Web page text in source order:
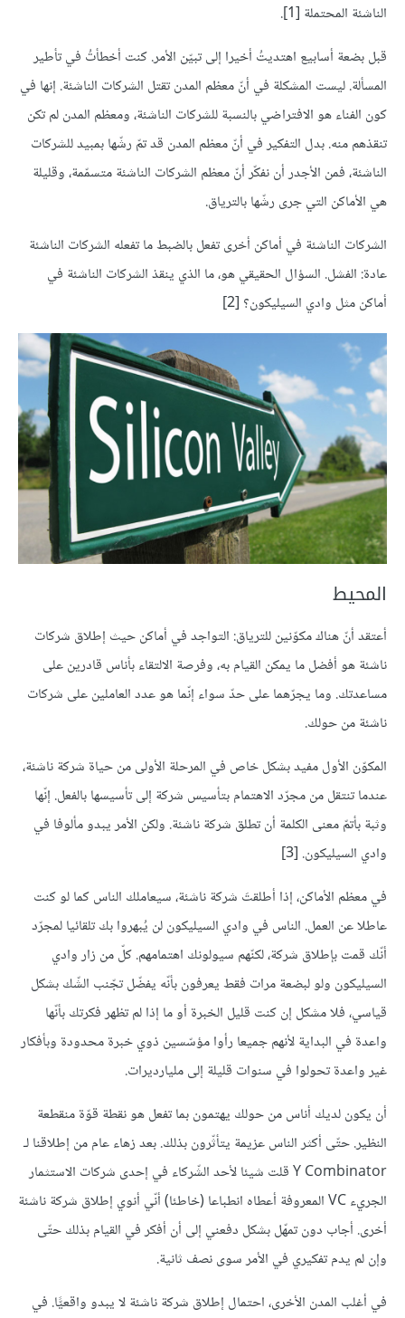
الناشئة المحتملة [1].
قبل بضعة أسابيع اهتديتُ أخيرا إلى تبيّن الأمر. كنت أخطأتُ في تأطير
المسألة. ليست المشكلة في أنّ معظم المدن تقتل الشركات الناشئة. إنها في
كون الفناء هو الافتراضي بالنسبة للشركات الناشئة، ومعظم المدن لم تكن
تنقذهم منه. بدل التفكير في أنّ معظم المدن قد تمّ رشّها بمبيد للشركات
الناشئة، فمن الأجدر أن نفكّر أنّ معظم الشركات الناشئة متسمّمة، وقليلة
هي الأماكن التي جرى رشّها بالترياق.
الشركات الناشئة في أماكن أخرى تفعل بالضبط ما تفعله الشركات الناشئة
عادة: الفشل. السؤال الحقيقي هو، ما الذي ينقذ الشركات الناشئة في
أماكن مثل وادي السيليكون؟ [2]
المحيط
أعتقد أنّ هناك مكوّنين للترياق: التواجد في أماكن حيث إطلاق شركات
ناشئة هو أفضل ما يمكن القيام به، وفرصة الالتقاء بأناس قادرين على
مساعدتك. وما يجرّهما على حدّ سواء إنّما هو عدد العاملين على شركات
ناشئة من حولك.
المكوّن الأول مفيد بشكل خاص في المرحلة الأولى من حياة شركة ناشئة،
عندما تنتقل من مجرّد الاهتمام بتأسيس شركة إلى تأسيسها بالفعل. إنّها
وثبة بأتمّ معنى الكلمة أن تطلق شركة ناشئة. ولكن الأمر يبدو مألوفا في
وادي السيليكون. [3]
في معظم الأماكن، إذا أطلقتَ شركة ناشئة، سيعاملك الناس كما لو كنت
عاطلا عن العمل. الناس في وادي السيليكون لن يُبهروا بك تلقائيا لمجرّد
أنّك قمت بإطلاق شركة، لكنّهم سيولونك اهتمامهم. كلّ من زار وادي
السيليكون ولو لبضعة مرات فقط يعرفون بأنّه يفضّل تجّنب الشّك بشكل
قياسي، فلا مشكل إن كنت قليل الخبرة أو ما إذا لم تظهر فكرتك بأنّها
واعدة في البداية لأنهم جميعا رأوا مؤسّسين ذوي خبرة محدودة وبأفكار
غير واعدة تحولوا في سنوات قليلة إلى مليارديرات.
أن يكون لديك أناس من حولك يهتمون بما تفعل هو نقطة قوّة منقطعة
النظير. حتّى أكثر الناس عزيمة يتأثّرون بذلك. بعد زهاء عام من إطلاقنا لـ
Y Combinator قلت شيئا لأحد الشّركاء في إحدى شركات الاستثمار
الجريء VC المعروفة أعطاه انطباعا (خاطئا) أنّي أنوي إطلاق شركة ناشئة
أخرى. أجاب دون تمهّل بشكل دفعني إلى أن أفكر في القيام بذلك حتّى
وإن لم يدم تفكيري في الأمر سوى نصف ثانية.
في أغلب المدن الأخرى، احتمال إطلاق شركة ناشئة لا يبدو واقعيًّا. في